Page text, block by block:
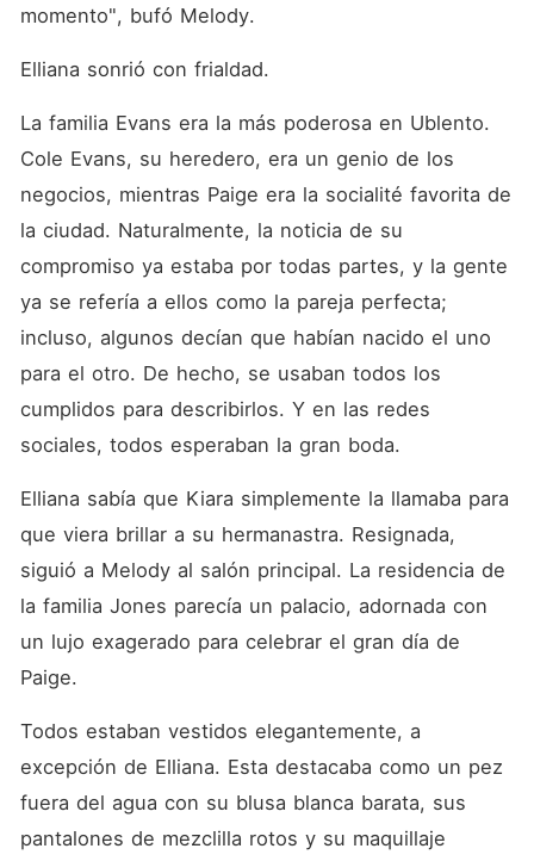
momento", bufó Melody.
Elliana sonrió con frialdad.
La familia Evans era la más poderosa en Ublento.
Cole Evans, su heredero, era un genio de los
negocios, mientras Paige era la socialité favorita de
la ciudad. Naturalmente, la noticia de su
compromiso ya estaba por todas partes, y la gente
ya se refería a ellos como la pareja perfecta;
incluso, algunos decían que habían nacido el uno
para el otro. De hecho, se usaban todos los
cumplidos para describirlos. Y en las redes
sociales, todos esperaban la gran boda.
Elliana sabía que Kiara simplemente la llamaba para
que viera brillar a su hermanastra. Resignada,
siguió a Melody al salón principal. La residencia de
la familia Jones parecía un palacio, adornada con
un lujo exagerado para celebrar el gran día de
Paige.
Todos estaban vestidos elegantemente, a
excepción de Elliana. Esta destacaba como un pez
fuera del agua con su blusa blanca barata, sus
pantalones de mezclilla rotos y su maquillaje